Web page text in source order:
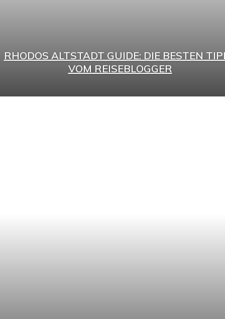
⁠RHODOS ALTSTADT GUIDE: DIE BESTEN
VOM REISEBLOGGER